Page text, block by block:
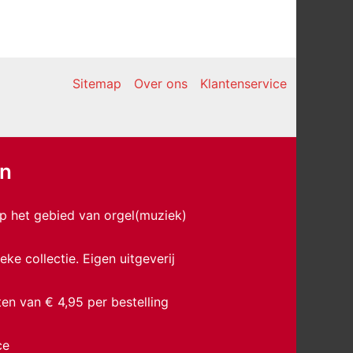
Sitemap Over ons Klantenservice
het gebied van orgel(muziek)
collectie. Eigen uitgeverij
van € 4,95 per bestelling